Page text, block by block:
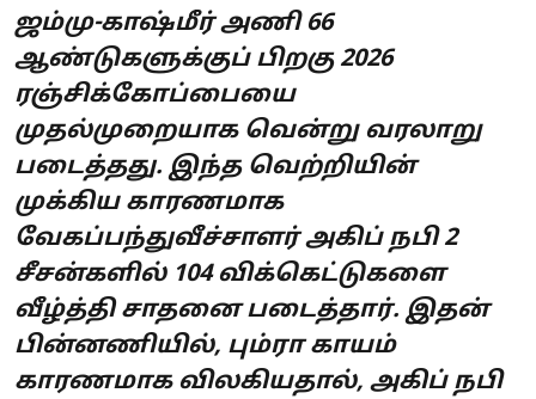
ஜம்மு-காஷ்மீர் அணி 66
ஆண்டுகளுக்குப் பிறகு 2026
ரஞ்சிக்கோப்பையை
முதல்முறையாக வென்று வரலாறு
படைத்தது. இந்த வெற்றியின்
முக்கிய காரணமாக
வேகப்பந்துவீச்சாளர் அகிப் நபி 2
சீசன்களில் 104 விக்கெட்டுகளை
வீழ்த்தி சாதனை படைத்தார். இதன்
பின்னணியில், பும்ரா காயம்
காரணமாக விலகியதால், அகிப் நபி